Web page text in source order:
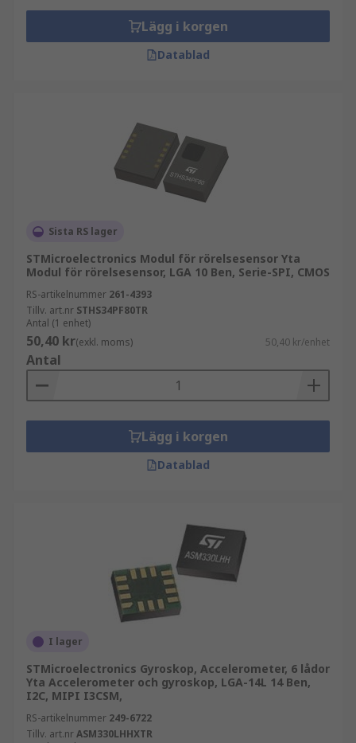
Lägg i korgen
Datablad
Sista RS lager
STMicroelectronics Modul för rörelsesensor Yta
Modul för rörelsesensor, LGA 10 Ben, Serie-SPI, CMOS
RS-artikelnummer 261-4393
Tillv. art.nr STHS34PF80TR
Antal (1 enhet)
50,40 kr(exkl. moms) 50,40 kr/enhet
Antal
Lägg i korgen
Datablad
I lager
STMicroelectronics Gyroskop, Accelerometer, 6 lådor
Yta Accelerometer och gyroskop, LGA-14L 14 Ben,
I2C, MIPI I3CSM,
RS-artikelnummer 249-6722
Tillv. art.nrASM330LHHXTR